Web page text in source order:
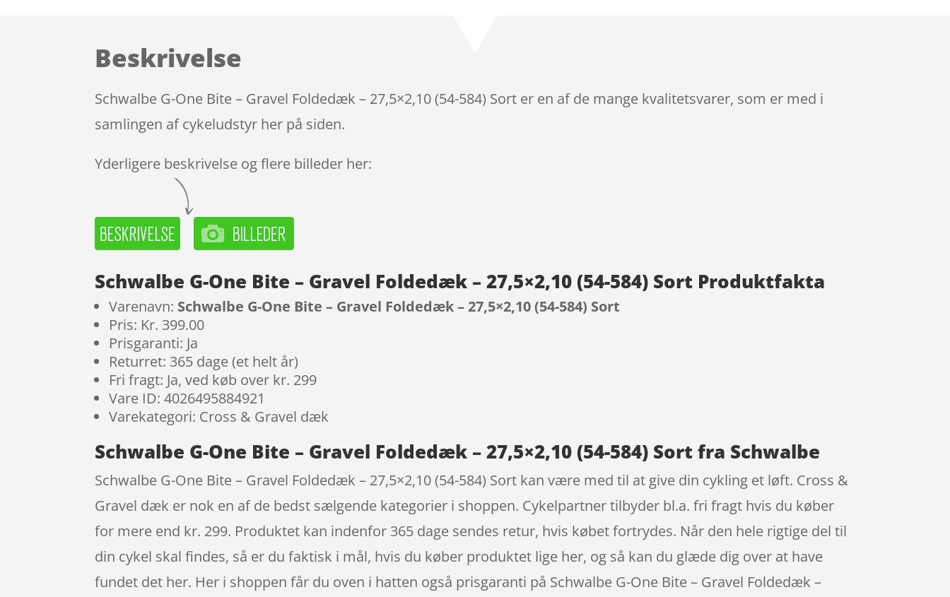
Beskrivelse
Schwalbe G-One Bite – Gravel Foldedæk – 27,5×2,10 (54-584) Sort er en af de mange kvalitetsvarer, som er med i
samlingen af cykeludstyr her på siden.
Yderligere beskrivelse og flere billeder her:
Schwalbe G-One Bite – Gravel Foldedæk – 27,5×2,10 (54-584) Sort Produktfakta
Varenavn: Schwalbe G-One Bite – Gravel Foldedæk – 27,5×2,10 (54-584) Sort
Pris: Kr. 399.00
Prisgaranti: Ja
Returret: 365 dage (et helt år)
Fri fragt: Ja, ved køb over kr. 299
Vare ID: 4026495884921
Varekategori: Cross & Gravel dæk
Schwalbe G-One Bite – Gravel Foldedæk – 27,5×2,10 (54-584) Sort fra Schwalbe
Schwalbe G-One Bite – Gravel Foldedæk – 27,5×2,10 (54-584) Sort kan være med til at give din cykling et løft. Cross &
Gravel dæk er nok en af de bedst sælgende kategorier i shoppen. Cykelpartner tilbyder bl.a. fri fragt hvis du køber
for mere end kr. 299. Produktet kan indenfor 365 dage sendes retur, hvis købet fortrydes. Når den hele rigtige del til
din cykel skal findes, så er du faktisk i mål, hvis du køber produktet lige her, og så kan du glæde dig over at have
fundet det her. Her i shoppen får du oven i hatten også prisgaranti på Schwalbe G-One Bite – Gravel Foldedæk –